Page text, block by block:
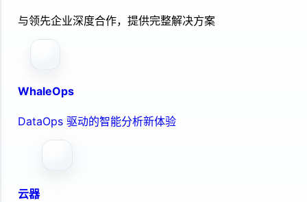
与领先企业深度合作，提供完整解决方案
WhaleOps
DataOps 驱动的智能分析新体验
云器